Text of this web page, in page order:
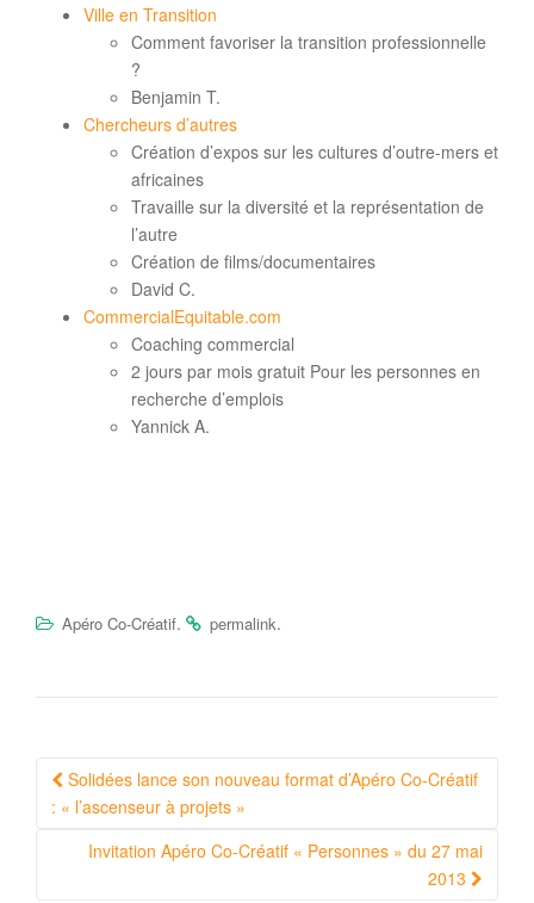
Ville en Transition
Comment favoriser la transition professionnelle
?
Benjamin T.
Chercheurs d’autres
Création d’expos sur les cultures d’outre-mers et
africaines
Travaille sur la diversité et la représentation de
l’autre
Création de films/documentaires
David C.
CommercialEquitable.com
Coaching commercial
2 jours par mois gratuit Pour les personnes en
recherche d’emplois
Yannick A.
Apéro Co-Créatif. permalink.
Navigation
Article
Solidées lance son nouveau format d’Apéro Co-Créatif
: « l’ascenseur à projets »
Invitation Apéro Co-Créatif « Personnes » du 27 mai
2013